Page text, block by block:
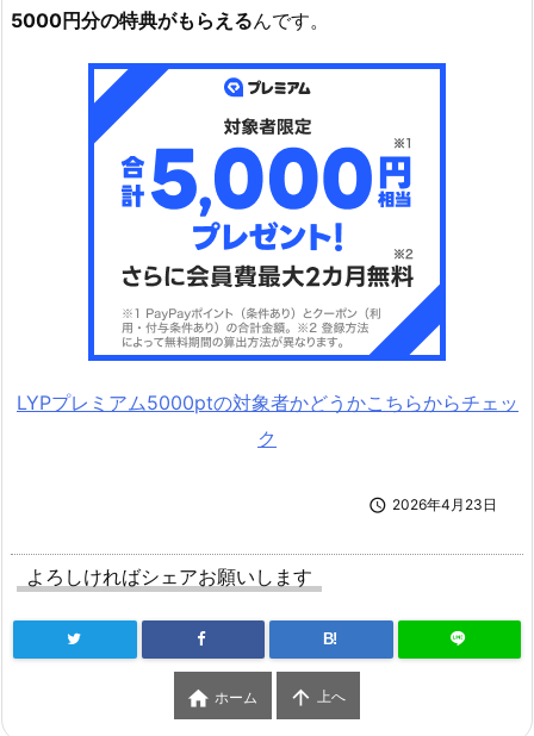
5000円分の特典がもらえるんです。
LYPプレミアム5000ptの対象者かどうかこちらからチェッ
ク
 2026年4月23日
よろしければシェアお願いします
B!
 ホーム  上へ